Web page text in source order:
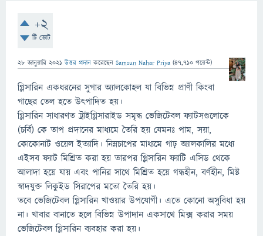
+2
টি ভোট
28 জানুয়ারি 2021 উত্তর প্রদান করেছেন Samsun Nahar Priya (47,710 পয়েন্ট)
গ্লিসারিন একধরনের সুগার অ্যালকোহল যা বিভিন্ন প্রাণী কিংবা
গাছের তেল হতে উৎপাদিত হয়।
গ্লিসারিন সাধারণত ট্রাইগ্লিসারাইড সমৃদ্ধ ভেজিটেবল ফ্যাটসগুলোকে
(চর্বি) কে তাপ প্রদানের মাধ্যমে তৈরি হয় যেমনঃ পাম, সয়া,
কোকোনাট ওয়েল ইত্যাদি। নিম্নচাপের মাধ্যমে গাঢ় অ্যালকালির মধ্যে
এইসব ফ্যাট মিশ্রিত করা হয় তারপর গ্লিসারিন ফ্যাটি এসিড থেকে
আলাদা হয়ে যায় এবং পানির সাথে মিশ্রিত হয়ে গন্ধহীন, বর্ণহীন, মিষ্ট
স্বাদযুক্ত লিকুইড সিরাপের মতো তৈরি হয়।
তবে ভেজিটেবল গ্লিসারিন খাওয়ার উপযোগী। এতে কোনো অসুবিধা হয়
না। খাবার বানাতে হলে বিভিন্ন উপাদান একসাথে মিক্স করার সময়
ভেজিটেবল গ্লিসারিন ব্যবহার করা হয়।